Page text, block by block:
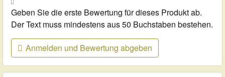
Geben Sie die erste Bewertung für dieses Produkt ab.
Der Text muss mindestens aus 50 Buchstaben bestehen.
Anmelden und Bewertung abgeben